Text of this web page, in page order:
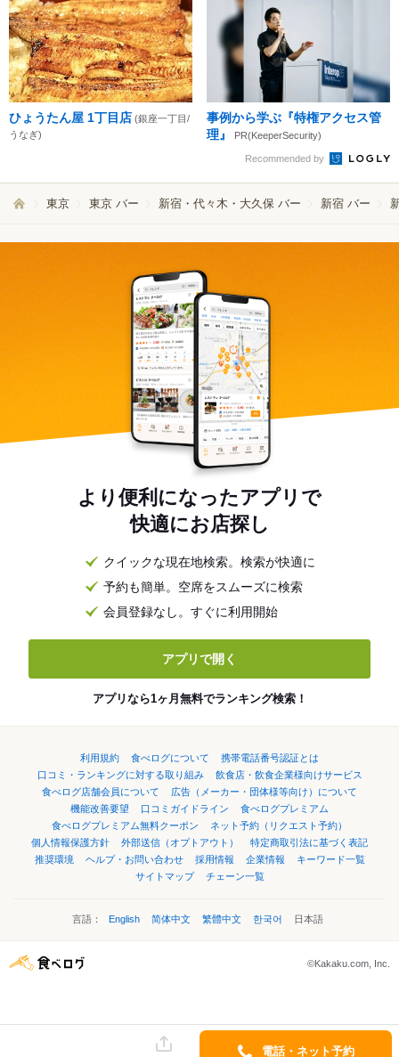
ひょうたん屋 1丁目店 (銀座一丁目/
うなぎ)
事例から学ぶ『特権アクセス管
理』
PR(KeeperSecurity)
Recommended by
東京 東京 バー 新宿・代々木・大久保 バー 新宿 バー
より便利になったアプリで
快適にお店探し
クイックな現在地検索。検索が快適に
予約も簡単。空席をスムーズに検索
会員登録なし。すぐに利用開始
アプリで開く
アプリなら1ヶ月無料でランキング検索！
利用規約 食べログについて
携帯電話番号認証とは
口コミ・ランキングに対する取り組み
飲食店・飲食企業様向けサービス
食べログ店舗会員について
広告（メーカー・団体様等向け）について
機能改善要望
口コミガイドライン
食べログプレミアム
食べログプレミアム無料クーポン
ネット予約（リクエスト予約）
個人情報保護方針
外部送信（オプトアウト）
特定商取引法に基づく表記
推奨環境
ヘルプ・お問い合わせ 採用情報 企業情報
キーワード一覧
サイトマップ
チェーン一覧
言語： English 简体中文 繁體中文 한국어 日本語
©Kakaku.com, Inc.
電話・ネット予約